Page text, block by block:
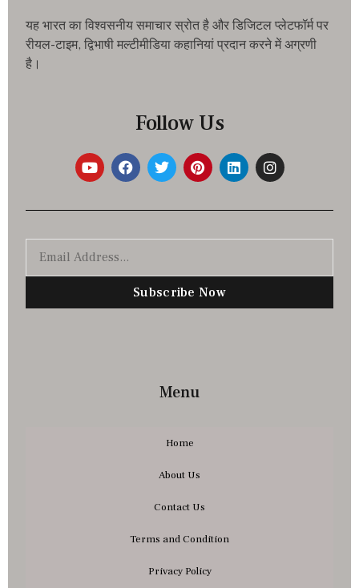
यह भारत का विश्वसनीय समाचार स्रोत है और डिजिटल प्लेटफॉर्म पर
रीयल-टाइम, द्विभाषी मल्टीमीडिया कहानियां प्रदान करने में अग्रणी
है।
Follow Us
Subscribe Now
Menu
Home
About Us
Contact Us
Terms and Condition
Privacy Policy